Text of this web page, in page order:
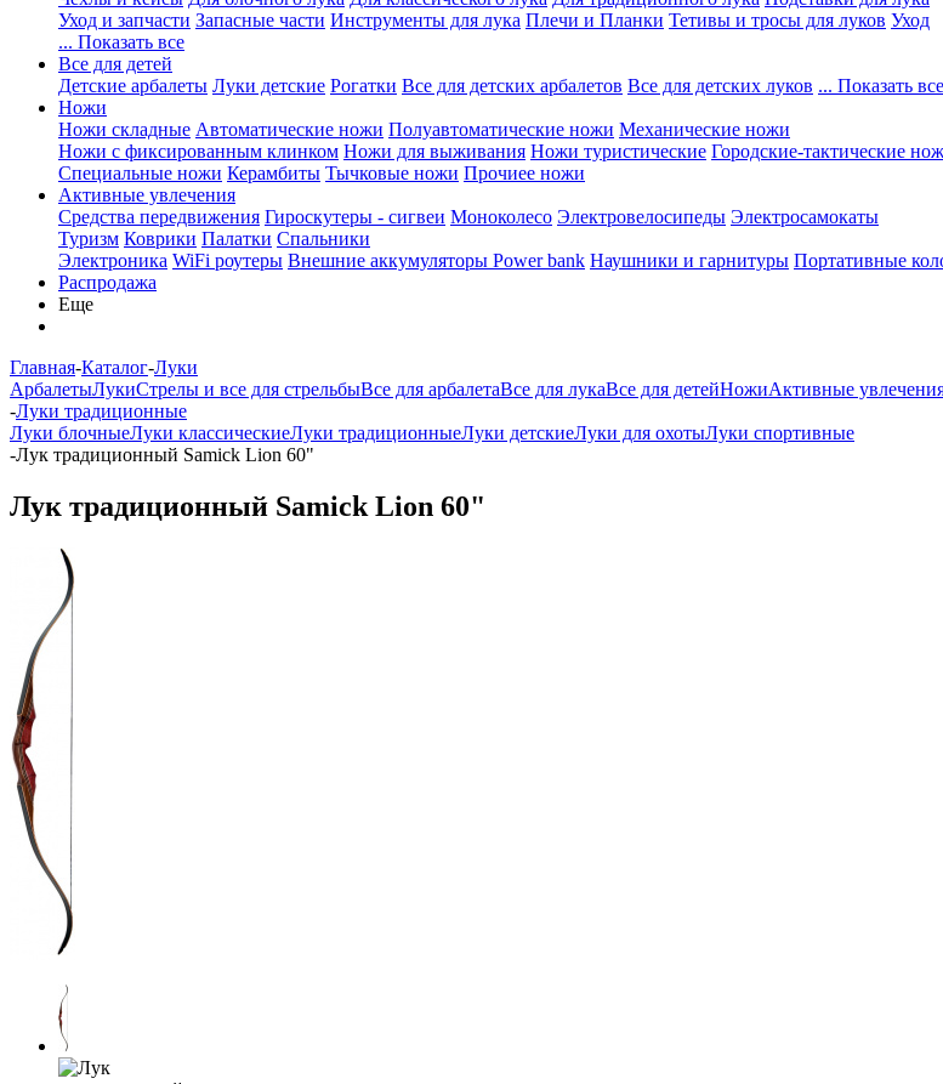
Уход и запчасти Запасные части Инструменты для лука Плечи и Планки Тетивы и тросы для луков Уход
... Показать все
Все для детей
Детские арбалеты Луки детские Рогатки Все для детских арбалетов Все для детских луков ... Показать все
Ножи
Ножи складные Автоматические ножи Полуавтоматические ножи Механические ножи
Ножи с фиксированным клинком Ножи для выживания Ножи туристические Городские-тактические
Специальные ножи Керамбиты Тычковые ножи Прочиее ножи
Активные увлечения
Средства передвижения Гироскутеры - сигвеи Моноколесо Электровелосипеды Электросамокаты
Туризм Коврики Палатки Спальники
Электроника WiFi роутеры Внешние аккумуляторы Power bank Наушники и гарнитуры Портативные
Распродажа
Еще
Главная-Каталог-Луки
АрбалетыЛукиСтрелы и все для стрельбыВсе для арбалетаВсе для лукаВсе для детейНожиАктивные
-Луки традиционные
Луки блочныеЛуки классическиеЛуки традиционныеЛуки детскиеЛуки для охотыЛуки спортивные
-Лук традиционный Samick Lion 60"
Лук традиционный Samick Lion 60"